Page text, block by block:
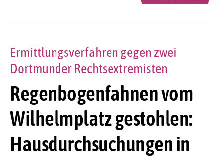
Regenbogenfahnen vom
Wilhelmplatz gestohlen:
Hausdurchsuchungen in
Ermittlungsverfahren gegen zwei
Dortmunder Rechtsextremisten